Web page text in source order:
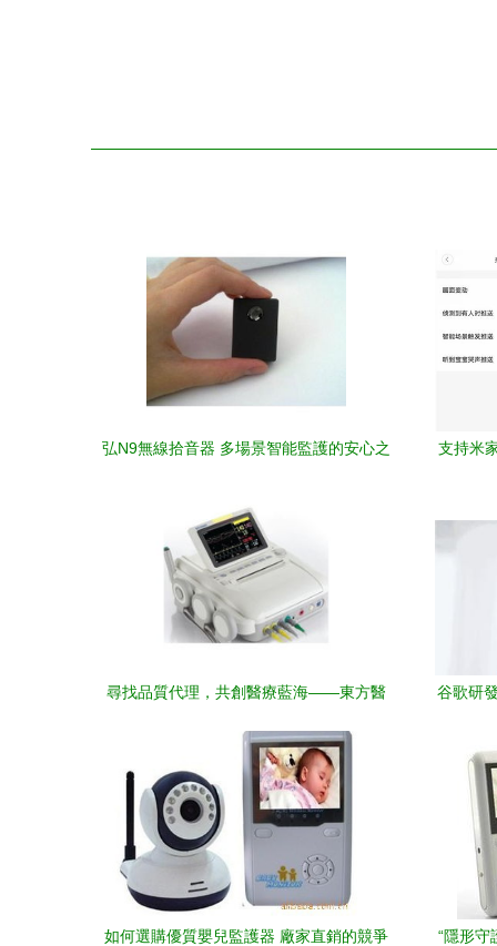
弘N9無線拾音器 多場景智能監護的安心之
支持米
尋找品質代理，共創醫療藍海——東方醫
谷歌研
如何選購優質嬰兒監護器 廠家直銷的競爭
“隱形守